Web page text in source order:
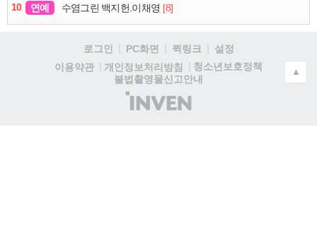
10
연예 수염그린 백지헌.이채영 [8]
로그인 PC화면 퀵링크
설정
이용약관
개인정보처리방침
청소년보호정책
불법촬영물신고안내
(주)
인
▲